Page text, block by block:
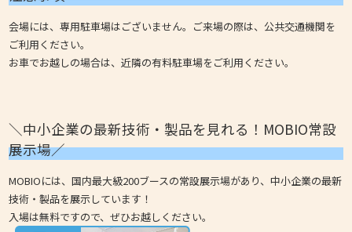
会場には、専用駐車場はございません。ご来場の際は、公共交通機関を
ご利用ください。
お車でお越しの場合は、近隣の有料駐車場をご利用ください。
＼中小企業の最新技術・製品を見れる！MOBIO常設
展示場／
MOBIOには、国内最大級200ブースの常設展示場があり、中小企業の最新
技術・製品を展示しています！
入場は無料ですので、ぜひお越しください。